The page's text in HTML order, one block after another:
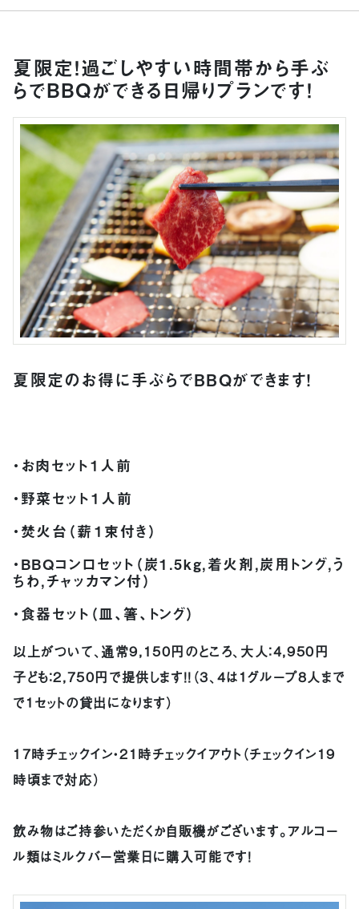
夏限定！過ごしやすい時間帯から手ぶ
らでBBQができる日帰りプランです！
夏限定のお得に手ぶらでBBQができます！
・お肉セット１人前
・野菜セット１人前
・焚火台（薪１束付き）
・BBQコンロセット（炭1.5kg,着火剤,炭用トング,う
ちわ,チャッカマン付）
・食器セット（皿、箸、トング）
以上がついて、通常9,150円のところ、大人：4,950円
子ども：2,750円で提供します！！（３、４は１グループ８人まで
で１セットの貸出になります）
17時チェックイン・21時チェックイアウト（チェックイン19
時頃まで対応）
飲み物はご持参いただくか自販機がございます。アルコー
ル類はミルクバー営業日に購入可能です！